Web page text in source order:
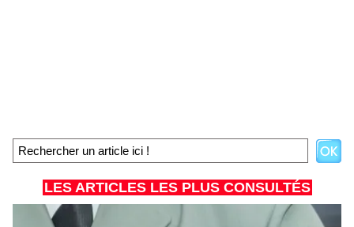
LES ARTICLES LES PLUS CONSULTÉS